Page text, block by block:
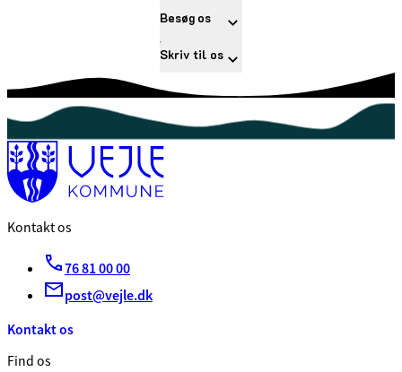
Besøg os
Skriv til os
Kontakt os
76 81 00 00
post@vejle.dk
Kontakt os
Find os